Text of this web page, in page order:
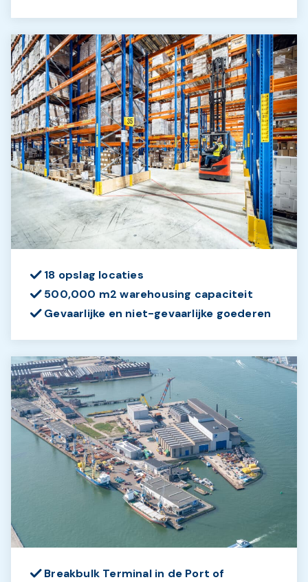
18 opslag locaties
500,000 m2 warehousing capaciteit
Gevaarlijke en niet-gevaarlijke goederen
Breakbulk Terminal in de Port of